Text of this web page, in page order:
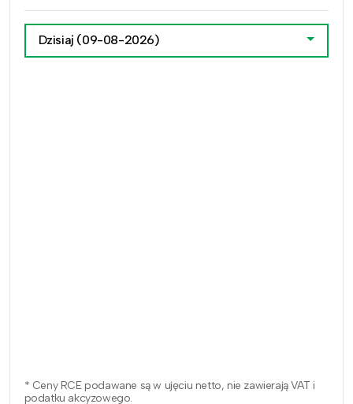
Dzisiaj (09-08-2026)
* Ceny RCE podawane są w ujęciu netto, nie zawierają VAT i
podatku akcyzowego.